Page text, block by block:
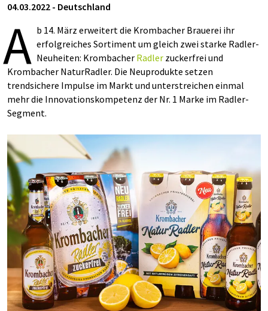
04.03.2022 - Deutschland
A b 14. März erweitert die Krombacher Brauerei ihr
erfolgreiches Sortiment um gleich zwei starke Radler-
Neuheiten: Krombacher Radler zuckerfrei und
Krombacher NaturRadler. Die Neuprodukte setzen
trendsichere Impulse im Markt und unterstreichen einmal
mehr die Innovationskompetenz der Nr. 1 Marke im Radler-
Segment.